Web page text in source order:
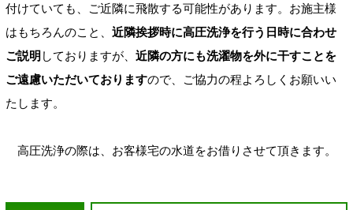
付けていても、ご近隣に飛散する可能性があります。お施主様
はもちろんのこと、 近隣挨拶時に高圧洗浄を行う日時に合わせ
ご説明 しておりますが、 近隣の方にも洗濯物を外に干すことを
ご遠慮いただいておりますので、ご協力の程よろしくお願いい
たします。
高圧洗浄の際は、お客様宅の水道をお借りさせて頂きます。